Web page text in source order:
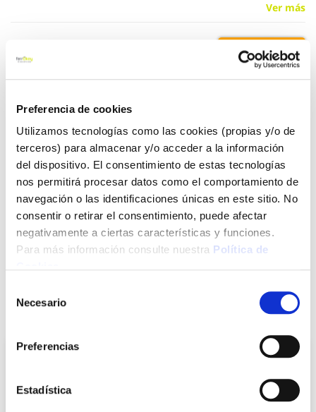
Preferencia de cookies
Utilizamos tecnologías como las cookies (propias y/o de
terceros) para almacenar y/o acceder a la información
del dispositivo. El consentimiento de estas tecnologías
nos permitirá procesar datos como el comportamiento de
navegación o las identificaciones únicas en este sitio. No
consentir o retirar el consentimiento, puede afectar
negativamente a ciertas características y funciones.
Para más información consulte nuestra Política de
Necesario
Preferencias
Estadística
Ver más
12,18 €
Click&Collect - Recogida gratis
en nuestras tiendas
Envío a domicilio:
5 días hábiles
+ INFO